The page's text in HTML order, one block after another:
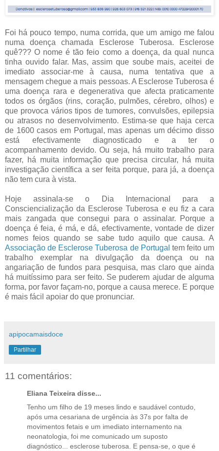
Foi há pouco tempo, numa corrida, que um amigo me falou
numa doença chamada Esclerose Tuberosa. Esclerose
quê??? O nome é tão feio como a doença, da qual nunca
tinha ouvido falar. Mas, assim que soube mais, aceitei de
imediato associar-me à causa, numa tentativa que a
mensagem chegue a mais pessoas. A Esclerose Tuberosa é
uma doença rara e degenerativa que afecta praticamente
todos os órgãos (rins, coração, pulmões, cérebro, olhos) e
que provoca vários tipos de tumores, convulsões, epilepsia
ou atrasos no desenvolvimento. Estima-se que haja cerca
de 1600 casos em Portugal, mas apenas um décimo disso
está efectivamente diagnosticado e a ter o
acompanhamento devido. Ou seja, há muito trabalho para
fazer, há muita informação que precisa circular, há muita
investigação científica a ser feita porque, para já, a doença
não tem cura à vista.
Hoje assinala-se o Dia Internacional para a
Consciencialização da Esclerose Tuberosa e eu fiz a cara
mais zangada que consegui para o assinalar. Porque a
doença é feia, é má, e dá, efectivamente, vontade de dizer
nomes feios quando se sabe tudo aquilo que causa. A
Associação de Esclerose Tuberosa de Portugal tem feito um
trabalho exemplar na divulgação da doença ou na
angariação de fundos para pesquisa, mas claro que ainda
há muitíssimo para ser feito. Se puderem ajudar de alguma
forma, por favor façam-no, porque a causa merece. E porque
é mais fácil apoiar do que pronunciar.
apipocamaisdoce
Partilhar
11 comentários:
Eliana Teixeira disse...
Tenho um filho de 19 meses lindo e saudável contudo,
após uma cesariana de urgência às 37s por falta de
movimentos fetais e um imediato internamento na
neonatologia, foi me comunicado um suposto
diagnóstico... esclerose tuberosa. E pensa-se, o que é